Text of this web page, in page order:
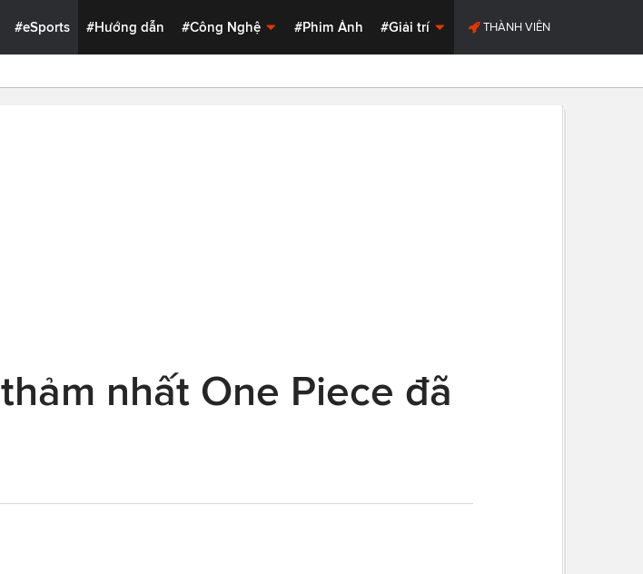
#eSports #Hướng dẫn #Công Nghệ #Phim Ảnh #Giải trí THÀNH VIÊN
nhất One Piece đã